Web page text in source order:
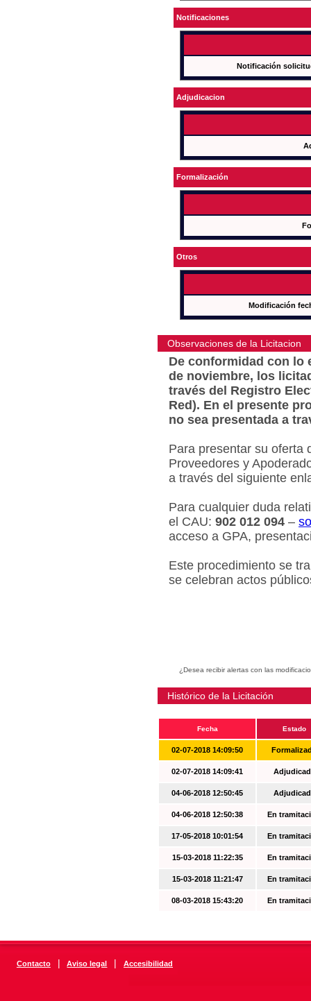
Notificaciones
Notificación
Adjudicacion
Formalización
Otros
Modificación
Observaciones de la Licitacion
De conformidad con lo
de noviembre, los
través del Registro
Red). En el presente
no sea presentada a
Para presentar su oferta
Proveedores y
a través del siguiente
Para cualquier duda
el CAU: 902 012 094 –
acceso a GPA,
Este procedimiento se
se celebran actos
¿Desea recibir alertas con las
Histórico de la Licitación
Fecha Estado
02-07-2018 14:09:50
02-07-2018 14:09:41
04-06-2018 12:50:45
04-06-2018 12:50:38 En
17-05-2018 10:01:54 En
15-03-2018 11:22:35 En
15-03-2018 11:21:47 En
08-03-2018 15:43:20 En
Contacto | Aviso legal | Accesibilidad